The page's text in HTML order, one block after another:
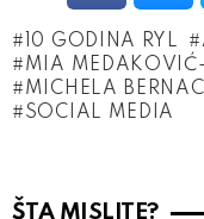
10 GODINA RYL
MIA
MICHELA
SOCIAL MEDIA
ŠTA MISLITE?